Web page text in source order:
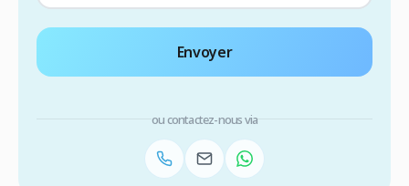
Envoyer
ou contactez-nous via